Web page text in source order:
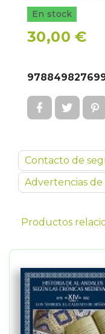
En stock
30,00 €
Contacto de
Advertencias de
Productos